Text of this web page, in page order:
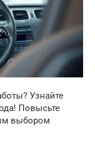
Узнайте
Повысьте
выбором